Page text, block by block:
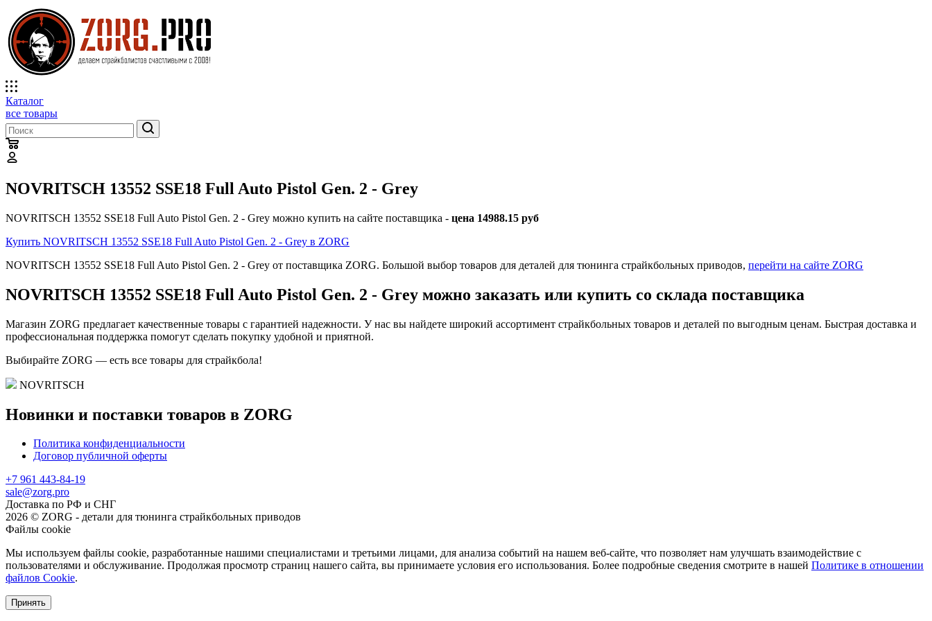
Каталог
все товары
NOVRITSCH 13552 SSE18 Full Auto Pistol Gen. 2 - Grey
NOVRITSCH 13552 SSE18 Full Auto Pistol Gen. 2 - Grey можно купить на сайте поставщика - цена 14988.15 руб
Купить NOVRITSCH 13552 SSE18 Full Auto Pistol Gen. 2 - Grey в ZORG
NOVRITSCH 13552 SSE18 Full Auto Pistol Gen. 2 - Grey от поставщика ZORG. Большой выбор товаров для деталей для тюнинга страйкбольных приводов, перейти на сайте ZORG
NOVRITSCH 13552 SSE18 Full Auto Pistol Gen. 2 - Grey можно заказать или купить со склада поставщика
Магазин ZORG предлагает качественные товары с гарантией надежности. У нас вы найдете широкий ассортимент страйкбольных товаров и деталей по выгодным ценам. Быстрая доставка и
профессиональная поддержка помогут сделать покупку удобной и приятной.
Выбирайте ZORG — есть все товары для страйкбола!
NOVRITSCH
Новинки и поставки товаров в ZORG
Политика конфиденциальности
Договор публичной оферты
+7 961 443-84-19
sale@zorg.pro
Доставка по РФ и СНГ
2026 © ZORG - детали для тюнинга страйкбольных приводов
Файлы cookie
Мы используем файлы cookie, разработанные нашими специалистами и третьими лицами, для анализа событий на нашем веб-сайте, что позволяет нам улучшать взаимодействие с
пользователями и обслуживание. Продолжая просмотр страниц нашего сайта, вы принимаете условия его использования. Более подробные сведения смотрите в нашей Политике в отношении
файлов Cookie.
Принять